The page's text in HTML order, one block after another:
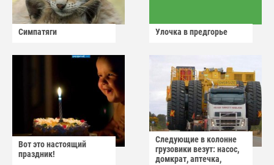
Симпатяги Улочка в предгорье
Вот это настоящий
праздник!
Следующие в колонне
грузовики везут: насос,
домкрат, аптечка,